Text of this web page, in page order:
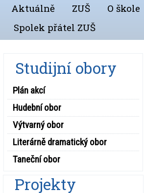
Aktuálně ZUŠ O škole
Spolek přátel ZUŠ
Studijní obory
Plán akcí
Hudební obor
Výtvarný obor
Literárně dramatický obor
Taneční obor
Projekty